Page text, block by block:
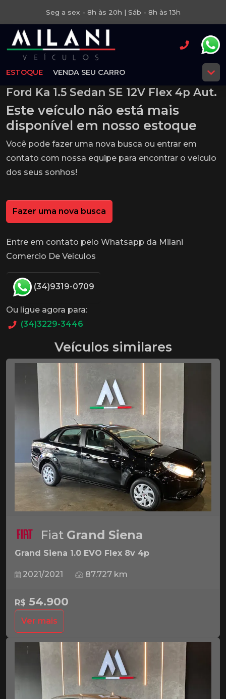
Seg a sex - 8h às 20h | Sáb - 8h às 13h
ESTOQUE VENDA SEU CARRO
Ford Ka 1.5 Sedan SE 12V Flex 4p Aut.
Este veículo não está mais
disponível em nosso estoque
Você pode fazer uma nova busca ou entrar em
contato com nossa equipe para encontrar o veículo
dos seus sonhos!
Fazer uma nova busca
Entre em contato pelo Whatsapp da Milani
Comercio De Veículos
(34)9319-0709
Ou ligue agora para:
(34)3229-3446
Veículos similares
Fiat Grand Siena
Grand Siena 1.0 EVO Flex 8v 4p
2021/2021 87.727 km
R$ 54.900
Ver mais